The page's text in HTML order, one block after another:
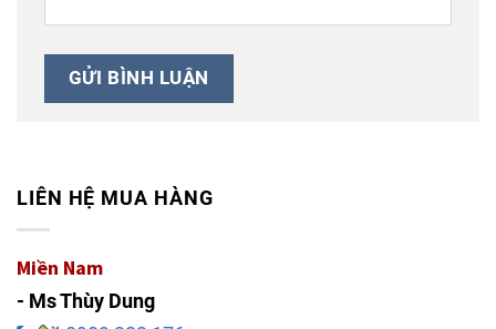
LIÊN HỆ MUA HÀNG
Miền Nam
- Ms Thùy Dung